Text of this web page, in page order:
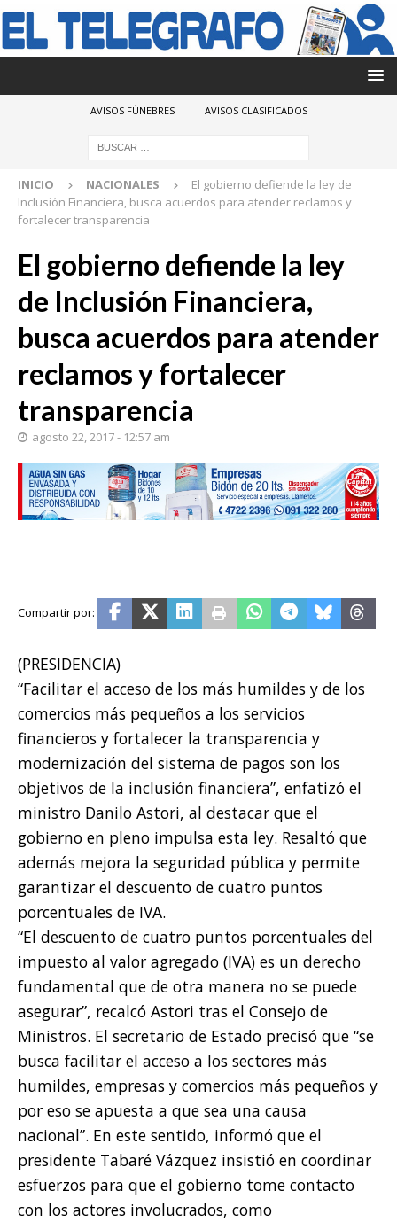
AVISOS FÚNEBRES AVISOS CLASIFICADOS
INICIO NACIONALES
El gobierno defiende la ley de
Inclusión Financiera, busca acuerdos para atender reclamos y
fortalecer transparencia
El gobierno defiende la ley
de Inclusión Financiera,
busca acuerdos para atender
reclamos y fortalecer
transparencia
agosto 22, 2017 - 12:57 am
(PRESIDENCIA)
“Facilitar el acceso de los más humildes y de los
comercios más pequeños a los servicios
financieros y fortalecer la transparencia y
modernización del sistema de pagos son los
objetivos de la inclusión financiera”, enfatizó el
ministro Danilo Astori, al destacar que el
gobierno en pleno impulsa esta ley. Resaltó que
además mejora la seguridad pública y permite
garantizar el descuento de cuatro puntos
porcentuales de IVA.
“El descuento de cuatro puntos porcentuales del
impuesto al valor agregado (IVA) es un derecho
fundamental que de otra manera no se puede
asegurar”, recalcó Astori tras el Consejo de
Ministros. El secretario de Estado precisó que “se
busca facilitar el acceso a los sectores más
humildes, empresas y comercios más pequeños y
por eso se apuesta a que sea una causa
nacional”. En este sentido, informó que el
presidente Tabaré Vázquez insistió en coordinar
esfuerzos para que el gobierno tome contacto
con los actores involucrados, como